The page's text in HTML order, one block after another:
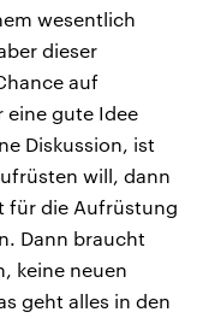
wesentlich
dieser
auf
eine gute Idee
Diskussion, ist
will, dann
für die Aufrüstung
Dann braucht
keine neuen
geht alles in den